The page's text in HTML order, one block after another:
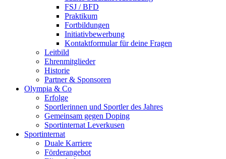
FSJ / BFD
Praktikum
Fortbildungen
Initiativbewerbung
Kontaktformular für deine Fragen
Leitbild
Ehrenmitglieder
Historie
Partner & Sponsoren
Olympia & Co
Erfolge
Sportlerinnen und Sportler des Jahres
Gemeinsam gegen Doping
Sportinternat Leverkusen
Sportinternat
Duale Karriere
Förderangebot